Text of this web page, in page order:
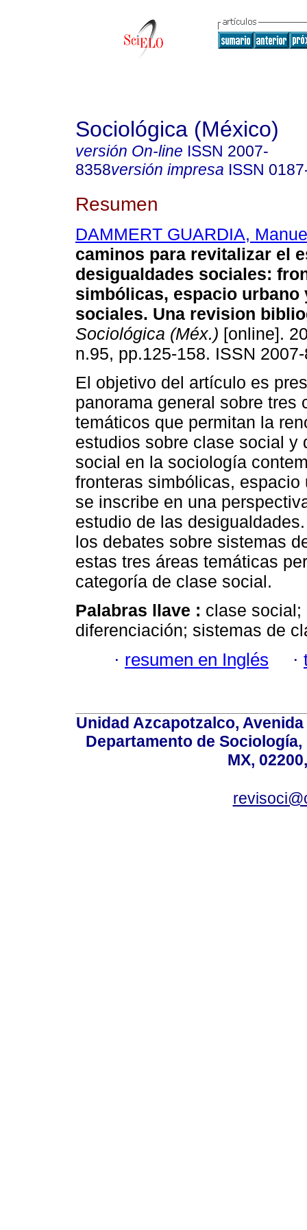
Sociológica (México)
versión On-line ISSN 2007-
8358versión impresa ISSN
Resumen
DAMMERT GUARDIA,
caminos para revitalizar el
desigualdades sociales:
simbólicas, espacio urbano
sociales. Una revision
Sociológica (Méx.) [online].
n.95, pp.125-158. ISSN
El objetivo del artículo es
panorama general sobre tres
temáticos que permitan la
estudios sobre clase social y
social en la sociología
fronteras simbólicas,
se inscribe en una
estudio de las
los debates sobre sistemas
estas tres áreas temáticas
categoría de clase social.
Palabras llave : clase social;
diferenciación; sistemas de
· resumen en Inglés ·
Unidad Azcapotzalco,
Departamento de
MX,